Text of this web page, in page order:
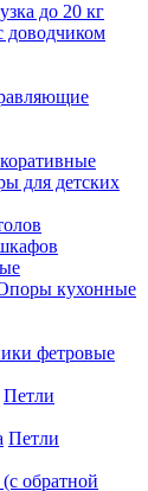
до 20 кг
для детских
кухонные
фетровые
Петли
Петли